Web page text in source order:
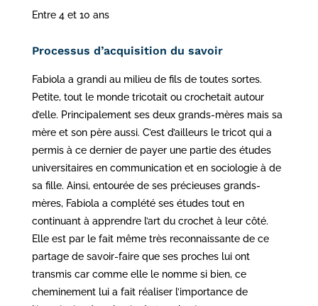
Entre 4 et 10 ans
Processus d’acquisition du savoir
Fabiola a grandi au milieu de fils de toutes sortes.
Petite, tout le monde tricotait ou crochetait autour
d’elle. Principalement ses deux grands-mères mais sa
mère et son père aussi. C’est d’ailleurs le tricot qui a
permis à ce dernier de payer une partie des études
universitaires en communication et en sociologie à de
sa fille. Ainsi, entourée de ses précieuses grands-
mères, Fabiola a complété ses études tout en
continuant à apprendre l’art du crochet à leur côté.
Elle est par le fait même très reconnaissante de ce
partage de savoir-faire que ses proches lui ont
transmis car comme elle le nomme si bien, ce
cheminement lui a fait réaliser l’importance de